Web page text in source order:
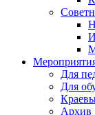
Для
Для
Архив